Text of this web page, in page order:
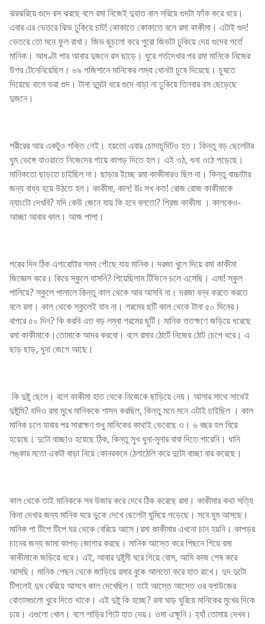
ঝরঝরিয়ে গুদে রস ঝরছে বলে রমা নিজেই দুহাত বাল সরিয়ে গুদটা ফাঁক করে ধরে।
এবার এর ভেতরে ঝিভ ঢুকিয়ে চাট! কোকাতে কোকাতে বলে রমা কাকীমা। এটাই গুদ!
ভেতরে তো মনে ফুল রাখা। জিভ ছুচলো করে পুরো জিভটা ঢুকিয়ে দেয় গুদের গর্তে
মানিক। আধণ্টা পার আবার দুজনে রস ছাড়ে। ঘুরে গর্তদেখার পর রমা মানিকে নিজের
উপর টেনেনিয়েছিল। ৬৯ পজিশানে মানিকের লম্বা ধোনটা চুষে দিয়েছে। চুষতে
দিয়েছে বালে ভরা গুদ। টানা দুঘন্টা ধরে গুদে বাড়া না ঢুকিয়ে তিনবার রস ছেড়েছে
দুজনে।
শরীরের আর একটুও শক্তি নেই। হয়তো এবার চোদাচুদিটও হত। কিন্তু বড় ছেলেটার
ঘুম ভেঙ্গে যাওয়াতে নিজেদের গায়ে কাপড় দিতে হল। এই ওঠ, ধনা ওঠে পড়েছে।
মানিকতো ছাড়তে চাইছিল না। ছাড়ার ইচ্ছে রমা কাকীমারও ছিল না। কিন্তু বাচ্চাটার
জন্য বাধ্য হয়ে উঠতে হল। কাকীমা, কাল! উঃ সখ কত! রোজ রোজ কাকীমাকে
ন্যাংটো দেখবি? যদি কেউ জেনে যায় কি হবে বলতো? প্রিজ কাকীমা । কালকেও-
আচ্ছা আবার কাল। আজ পালা।
পরের দিন ঠিক এগারোটার সময পৌছে যায় মানিক। দরজা খুলে দিয়ে রমা কাকীমা
জিজ্ঞেস করে। কিরে স্কুলে যাসনি? গিয়েছিলাম টিফিনে চলে এসেছি। এমা! স্কুল
পালিয়ে? স্কুলে পালালে কিন্তু কাল থেকে আর আসবি না। দরজা বন্ধ করতে করতে
বলে রমা। কাল থেকে স্কুলেই যাব না। গরমের ছটি কাল থেকে টানা ৫০ দিনের।
বাপরে ৫০ দিন? কি করবি এত বড় লম্বা গরমের ছুটি। মানিক ততক্ষণে জড়িয়ে ধরেছে
রমা কাকীমাকে।তোমাকে আদর করবো। বলে রমার ঠোটেঁ নিজের ঠোট চেপে ধরে। এ
ছাড় ছাড়, ধুনা জেগে আছে।
কি দুষ্টু ছেলে। বলে কাকীমা হাত থেকে নিজেকে ছাড়িয়ে নেয়। আসার সাথে সাথেই
দুষ্টুমি? যদিও রমা মুখে মানিককে শাসন করছিল, কিন্তু মনে মনে এটাই চাইছিল । কাল
মানিক চলে যাবার পর সারাক্ষণ শুধু মানিকের কাথাই ভেবেছে ও। ৬ বছর হল বিয়ে
হয়েছে। দুটো বাচ্ছাও হয়েছে ঠিক, কিন্তু সুখ ধুনা-মুনার বাবা দিতে পারেনি। ধানি
লঙ্কার মতো একটা বাড়া নিয়ে কোনরকমে ঠেলাঠেলি করে দুটো বাচ্ছা বার করেছে।
কাল থেকে তাই মানিককে সব উজার করে দেবে ঠিক করেছে রমা। কাকীমার কথা সত্যি
কিনা দেখার জন্য মানিক ঘরে ডুকে দেখে ছেলেটা ঘুমিয়ে পড়েছে। সবে ঘুম আসছে।
মানিক পা টিপে টিপে ঘর থেকে বেরিয়ে আসে।রমা কাকীমার এখনো চান হয়নি। কাপড়র
চানের জন্য জামা কাপড় জোগার করছে। মানিক আস্তে করে পিছনে গিয়ে রমা
কাকীমাকে জড়িয়ে ধরে। এই, আবার দুষ্টুমী ঘরে গিয়ে বোস, আমি কাজ শেষ করে
আসছি। মানিক পেছন থেকে জাড়িয়ে রমার বুকে আলতো করে হাত রাখে। দুদ দুটো
টিপলেই দুধ বেরিয়ে আসবে কাল দেখেছিল। তাই আস্তে আস্তে ওর ব্লাউজের
বোতামগুলো খুরে দিতে থাকে। এই দুষ্টু কি হচ্ছে? রমা ঘাড় ঘুরিয়ে মানিকের মুখের দিকে
চায়। এগুলো খোল। বলে শাড়ির গিটে হাত দেয়। ওমা এক্ষূনি। হ্যাঁ তোমায় দেখব।